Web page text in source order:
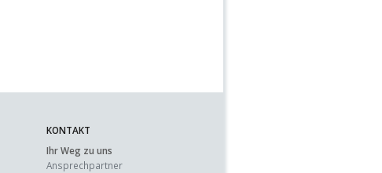
KONTAKT
Ihr Weg zu uns
Ansprechpartner